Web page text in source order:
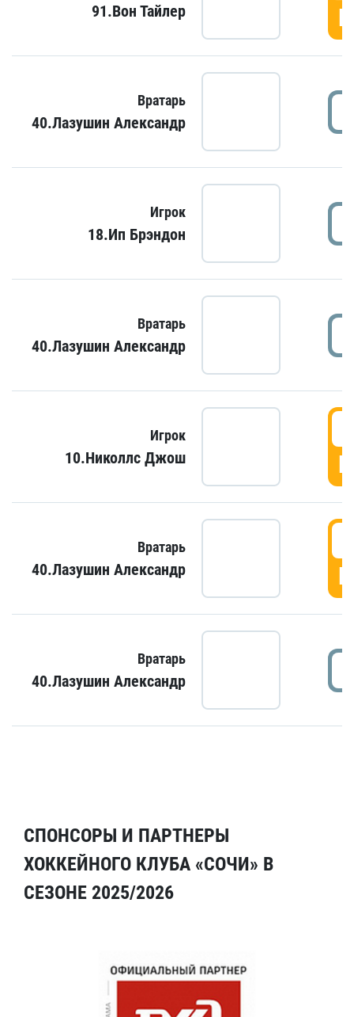
91.Вон Тайлер
Вратарь
40.Лазушин Александр
Игрок
18.Ип Брэндон
Вратарь
40.Лазушин Александр
Игрок
10.Николлс Джош
Вратарь
40.Лазушин Александр
Вратарь
40.Лазушин Александр
СПОНСОРЫ И ПАРТНЕРЫ
ХОККЕЙНОГО КЛУБА «СОЧИ» В
СЕЗОНЕ 2025/2026